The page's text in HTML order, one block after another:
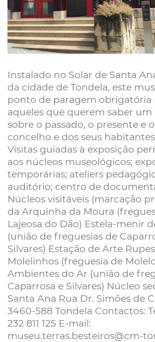
Instalado no Solar de Santa
da cidade de Tondela, este
ponto de paragem obrigatória
aqueles que querem saber
sobre o passado, o presente e
concelho e dos seus
Visitas guiadas à exposição
aos núcleos museológicos;
temporárias; ateliers
auditório; centro de
Núcleos visitáveis (marcação
da Arquinha da Moura
Lajeosa do Dão) Estela-menir
(união de freguesias de
Silvares) Estação de Arte
Molelinhos (freguesia de
Ambientes do Ar (união de
Caparrosa e Silvares) Núcleo
Santa Ana Rua Dr. Simões de
3460-588 Tondela Contactos:
232 811 125 E-mail:
museu.terras.besteiros@cm-